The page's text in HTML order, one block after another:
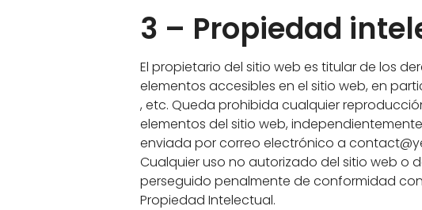
3 – Propiedad
El propietario del sitio web es titular de los
elementos accesibles en el sitio web, en
, etc. Queda prohibida cualquier
elementos del sitio web,
enviada por correo electrónico a
Cualquier uso no autorizado del sitio web o
perseguido penalmente de conformidad
Propiedad Intelectual.